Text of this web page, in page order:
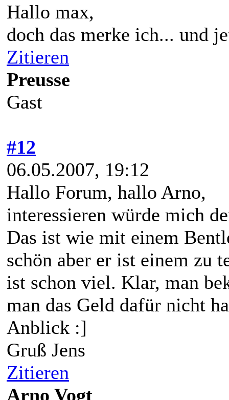
Hallo max,
doch das merke ich... und
Zitieren
Preusse
Gast
#12
06.05.2007, 19:12
Hallo Forum, hallo Arno,
interessieren würde mich
Das ist wie mit einem
schön aber er ist einem zu
ist schon viel. Klar, man
man das Geld dafür nicht
Anblick :]
Gruß Jens
Zitieren
Arno Vogt